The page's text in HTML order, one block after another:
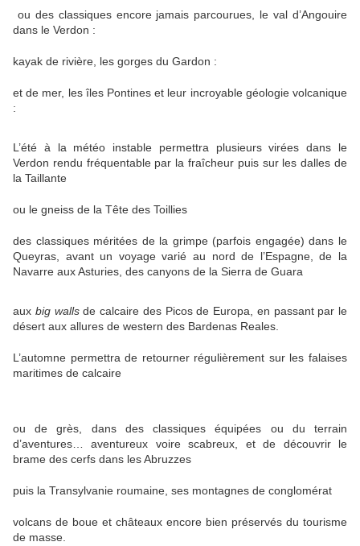
ou des classiques encore jamais parcourues, le val d’Angouire
dans le Verdon :
kayak de rivière, les gorges du Gardon :
et de mer, les îles Pontines et leur incroyable géologie volcanique
:
L’été à la météo instable permettra plusieurs virées dans le
Verdon rendu fréquentable par la fraîcheur puis sur les dalles de
la Taillante
ou le gneiss de la Tête des Toillies
des classiques méritées de la grimpe (parfois engagée) dans le
Queyras, avant un voyage varié au nord de l’Espagne, de la
Navarre aux Asturies, des canyons de la Sierra de Guara
aux big wallsde calcaire des Picos de Europa, en passant par le
désert aux allures de western des Bardenas Reales.
L’automne permettra de retourner régulièrement sur les falaises
maritimes de calcaire
ou de grès, dans des classiques équipées ou du terrain
d’aventures… aventureux voire scabreux, et de découvrir le
brame des cerfs dans les Abruzzes
puis la Transylvanie roumaine, ses montagnes de conglomérat
volcans de boue et châteaux encore bien préservés du tourisme
de masse.